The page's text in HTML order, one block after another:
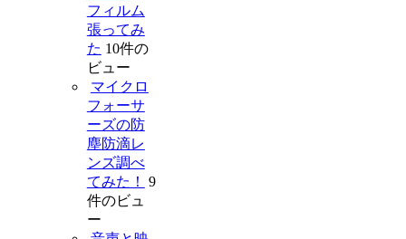
フィルム
張ってみ
た 10件の
ビュー
マイクロ
フォーサ
ーズの防
塵防滴レ
ンズ調べ
てみた！
9
件のビュ
ー